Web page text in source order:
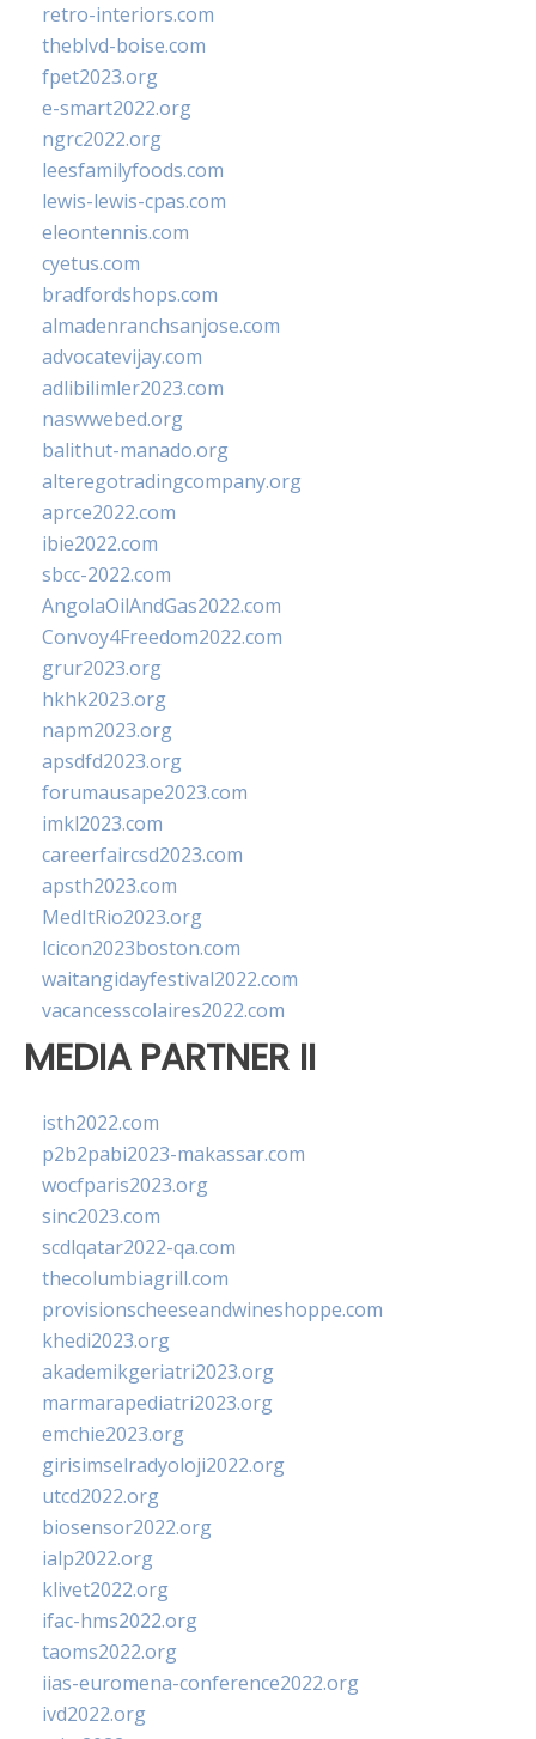
retro-interiors.com
theblvd-boise.com
fpet2023.org
e-smart2022.org
ngrc2022.org
leesfamilyfoods.com
lewis-lewis-cpas.com
eleontennis.com
cyetus.com
bradfordshops.com
almadenranchsanjose.com
advocatevijay.com
adlibilimler2023.com
naswwebed.org
balithut-manado.org
alteregotradingcompany.org
aprce2022.com
ibie2022.com
sbcc-2022.com
AngolaOilAndGas2022.com
Convoy4Freedom2022.com
grur2023.org
hkhk2023.org
napm2023.org
apsdfd2023.org
forumausape2023.com
imkl2023.com
careerfaircsd2023.com
apsth2023.com
MedItRio2023.org
lcicon2023boston.com
waitangidayfestival2022.com
vacancesscolaires2022.com
MEDIA PARTNER II
isth2022.com
p2b2pabi2023-makassar.com
wocfparis2023.org
sinc2023.com
scdlqatar2022-qa.com
thecolumbiagrill.com
provisionscheeseandwineshoppe.com
khedi2023.org
akademikgeriatri2023.org
marmarapediatri2023.org
emchie2023.org
girisimselradyoloji2022.org
utcd2022.org
biosensor2022.org
ialp2022.org
klivet2022.org
ifac-hms2022.org
taoms2022.org
iias-euromena-conference2022.org
ivd2022.org